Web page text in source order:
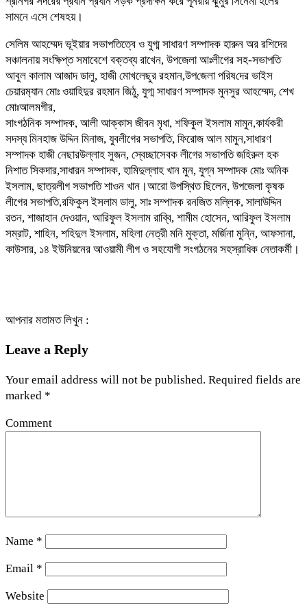
সামনে এসে শেষহয়।
সেলিম আহম্মেদ ভূইয়ার সভাপতিত্বে ও যুগ্ম সাধারণ সম্পাদক হারুন অর রশিদের
সঞ্চালনায় সংক্ষিপ্ত সমাবেশে বক্তব্য রাখেন, উপজেলা আঃলীগের সহ-সভাপতি
আবুল কালাম আজাদ ডালু, হাজী মোখলেছুর রহমান,উপ‌জেলা প‌রিষ‌দের ভাইস
চেয়ারম‌্যান মোঃ ওয়া‌হিদুর রহমান জিঠু, যুগ্ম সাধারণ সম্পাদক মুনসুর আহম্মেদ, শেখ
মোঃআলমগীর,
সাংগঠনিক সম্পাদক, আলী আক্কাস জীবন মৃধা, শফিকুল ইসলাম মামুন,কার্যকরী
সদস্য মিনহাজ উদ্দিন মিনাজ, যুবলীগের সভাপতি, ফিরোজ আল মামুন,সাধারণ
সম্পাদক হাজী নেছারউল্লাহ সুজন, স্বেচ্ছাসেবক লীগের সভাপতি জহিরুল হক
নিশাত সিকদার,সাধারন সম্পাদক, হামিদুল্লাহ খান মুন, যুগ্ন সম্পাদক মোঃ অ‌নিক
ইসলাম, ছাত্রলীগ সভাপতি শাওন খান।আরো উপস্থিত ছিলেন, উপজেলা কৃষক
লীগের সভাপতি,র‌ফিক‌ুল ইসলাম ডালু, সাঃ সম্পাদক রনজিত মল্লিক, সালাউদ্দিন
রতন, শাজাহান দেওয়ান, আরিফুল ইসলাম রাব্বি, শামীম হোসেন, আরিফুল ইসলাম
সম্রাট, শাহিন, শহিদুল ইসলাম, মহিলা নেত্রী মনি মুক্তা, মর্জিনা মুন্নি, আফসানা,
কাউসার, ১৪ ইউনিয়নের আওয়ামী লীগ ও সহযোগী সংগঠনের সহস্রাধিক নেতাকর্মী।
আপনার মতামত লিখুন :
Leave a Reply
Your email address will not be published. Required fields are
marked *
Comment
Name *
Email *
Website